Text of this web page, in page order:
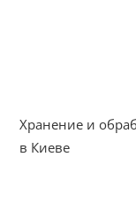
Хранение и
в Киеве